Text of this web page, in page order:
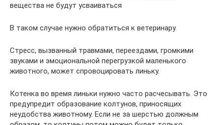
вещества не будут усваиваться
В таком случае нужно обратиться к ветеринару.
Стресс, вызванный травмами, переездами, громкими
звуками и эмоциональной перегрузкой маленького
животного, может спровоцировать линьку.
Котенка во время линьки нужно часто расчесывать. Это
предупредит образование колтунов, приносящих
неудобства животному. Если не за шерстью должным